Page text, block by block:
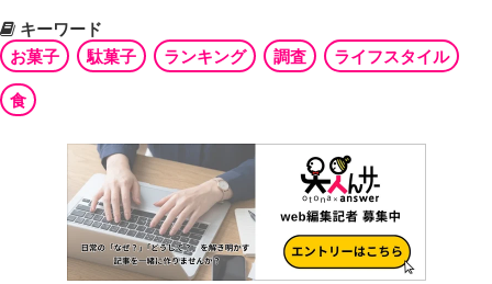
キーワード
お菓子
駄菓子 ランキング 調査 ライフスタイル
食